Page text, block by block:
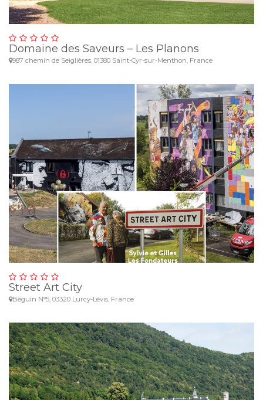
Domaine des Saveurs – Les Planons
987 chemin de Seiglières, 01380 Saint-Cyr-sur-Menthon, France
Street Art City
Béguin N°5, 03320 Lurcy-Lévis, France